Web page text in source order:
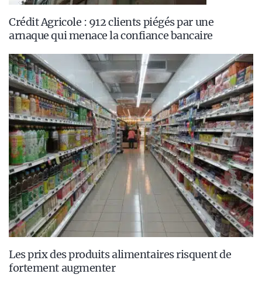
Crédit Agricole : 912 clients piégés par une
arnaque qui menace la confiance bancaire
Les prix des produits alimentaires risquent de
fortement augmenter